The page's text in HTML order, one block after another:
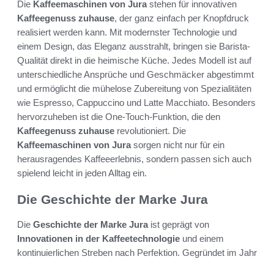
Die Kaffeemaschinen von Jurastehen für innovativen
Kaffeegenuss zuhause, der ganz einfach per Knopfdruck
realisiert werden kann. Mit modernster Technologie und
einem Design, das Eleganz ausstrahlt, bringen sie Barista-
Qualität direkt in die heimische Küche. Jedes Modell ist auf
unterschiedliche Ansprüche und Geschmäcker abgestimmt
und ermöglicht die mühelose Zubereitung von Spezialitäten
wie Espresso, Cappuccino und Latte Macchiato. Besonders
hervorzuheben ist die One-Touch-Funktion, die den
Kaffeegenuss zuhause revolutioniert. Die
Kaffeemaschinen von Jurasorgen nicht nur für ein
herausragendes Kaffeeerlebnis, sondern passen sich auch
spielend leicht in jeden Alltag ein.
Die Geschichte der Marke Jura
Die Geschichte der Marke Juraist geprägt von
Innovationen in der Kaffeetechnologie und einem
kontinuierlichen Streben nach Perfektion. Gegründet im Jahr